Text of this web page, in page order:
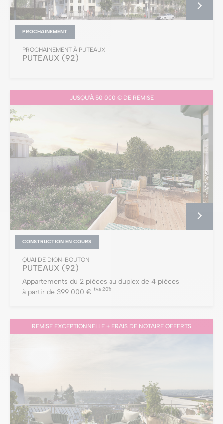
PROCHAINEMENT
PROCHAINEMENT À PUTEAUX
PUTEAUX (92)
JUSQU'À 50 000 € DE REMISE
CONSTRUCTION EN COURS
QUAI DE DION-BOUTON
PUTEAUX (92)
Appartements du 2 pièces au duplex de 4 pièces
à partir de 399 000 € tva 20%
REMISE EXCEPTIONNELLE + FRAIS DE NOTAIRE OFFERTS